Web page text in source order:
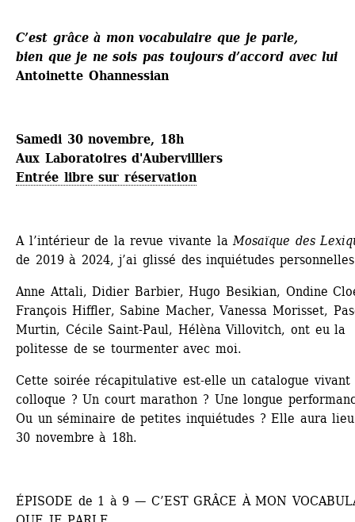
C’est grâce à mon vocabulaire que je parle,
bien que je ne sois pas toujours d’accord avec lui
Antoinette Ohannessian
Samedi 30 novembre, 18h
Aux Laboratoires d'Aubervilliers
Entrée libre sur réservation
A l’intérieur de la revue vivante la Mosaïque des
de 2019 à 2024, j’ai glissé des inquiétudes
Anne Attali, Didier Barbier, Hugo Besikian, Ondine
François Hiffler, Sabine Macher, Vanessa Morisset,
Murtin, Cécile Saint-Paul, Hélèna Villovitch, ont eu la
politesse de se tourmenter avec moi.
Cette soirée récapitulative est-elle un catalogue vivant
colloque ? Un court marathon ? Une longue
Ou un séminaire de petites inquiétudes ? Elle aura
30 novembre à 18h.
ÉPISODE de 1 à 9 — C’EST GRÂCE À MON